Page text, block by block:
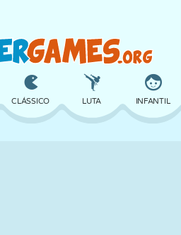
CLÁSSICO LUTA INFANTIL